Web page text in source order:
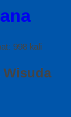
998 kali